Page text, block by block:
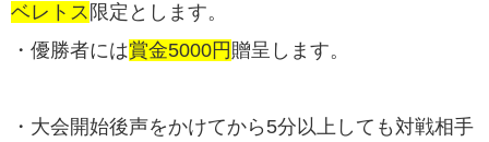
ベレトス 限定とします。
・優勝者には賞金5000円 贈呈します。
・大会開始後声をかけてから5分以上しても対戦相手